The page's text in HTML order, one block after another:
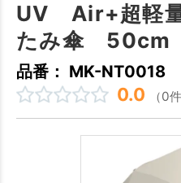
UV Air+超軽量
たみ傘 50cm
品番： MK-NT0018
0.0 （0件